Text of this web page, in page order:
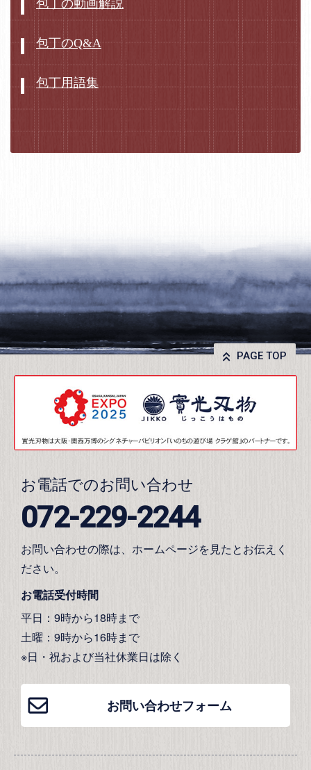
包丁の動画解説
包丁のQ&A
包丁用語集
PAGE TOP
お電話でのお問い合わせ
072-229-2244
お問い合わせの際は、ホームページを見たとお伝えく
ださい。
お電話受付時間
平日：9時から18時まで
土曜：9時から16時まで
※日・祝および当社休業日は除く
お問い合わせフォーム